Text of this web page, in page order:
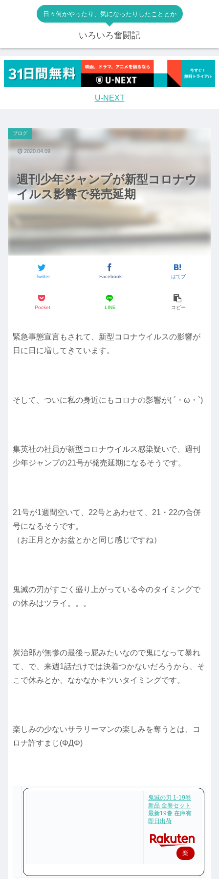
日々何かやったり、気になったりしたこととか
いろいろ奮闘記
U-NEXT
週刊少年ジャンプが新型コロナウ
イルス影響で発売延期
ブログ
Twitter Facebook はてブ
Pocket LINE コピー
2020.04.09
緊急事態宣言もされて、新型コロナウイルスの影響が
日に日に増してきています。
そして、ついに私の身近にもコロナの影響が( ´・ω・`)
集英社の社員が新型コロナウイルス感染疑いで、週刊
少年ジャンプの21号が発売延期になるそうです。
21号が1週間空いて、22号とあわせて、21・22の合併
号になるそうです。
（お正月とかお盆とかと同じ感じですね）
鬼滅の刃がすごく盛り上がっている今のタイミングで
の休みはツライ。。。
炭治郎が無惨の最後っ屁みたいなので鬼になって暴れ
て、で、来週1話だけでは決着つかないだろうから、そ
こで休みとか、なかなかキツいタイミングです。
楽しみの少ないサラリーマンの楽しみを奪うとは、コ
ロナ許すまじ(ΦДΦ)
鬼滅の刃 1-19巻
新品 全巻セット
最新19巻 在庫有
即日出荷
楽